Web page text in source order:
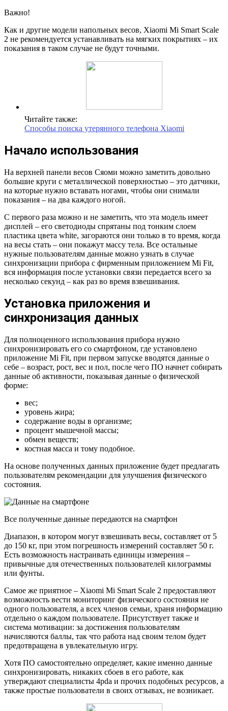
Важно!
Как и другие модели напольных весов, Xiaomi Mi Smart Scale
2 не рекомендуется устанавливать на мягких покрытиях – их
показания в таком случае не будут точными.
Читайте также:
Способы поиска утерянного телефона Xiaomi
Начало использования
На верхней панели весов Сяоми можно заметить довольно
большие круги с металлической поверхностью – это датчики,
на которые нужно вставать ногами, чтобы они снимали
показания – на два каждого ногой.
С первого раза можно и не заметить, что эта модель имеет
дисплей – его светодиоды спрятаны под тонким слоем
пластика цвета white, загораются они только в то время, когда
на весы стать – они покажут массу тела. Все остальные
нужные пользователям данные можно узнать в случае
синхронизации прибора с фирменным приложением Mi Fit,
вся информация после установки связи передается всего за
несколько секунд – как раз во время взвешивания.
Установка приложения и
синхронизация данных
Для полноценного использования прибора нужно
синхронизировать его со смартфоном, где установлено
приложение Mi Fit, при первом запуске вводятся данные о
себе – возраст, рост, вес и пол, после чего ПО начнет собирать
данные об активности, показывая данные о физической
форме:
вес;
уровень жира;
содержание воды в организме;
процент мышечной массы;
обмен веществ;
костная масса и тому подобное.
На основе полученных данных приложение будет предлагать
пользователям рекомендации для улучшения физического
состояния.
Все полученные данные передаются на смартфон
Диапазон, в котором могут взвешивать весы, составляет от 5
до 150 кг, при этом погрешность измерений составляет 50 г.
Есть возможность настраивать единицы измерения –
привычные для отечественных пользователей килограммы
или фунты.
Самое же приятное – Xiaomi Mi Smart Scale 2 предоставляют
возможность вести мониторинг физического состояния не
одного пользователя, а всех членов семьи, храня информацию
отдельно о каждом пользователе. Присутствует также и
система мотивации: за достижения пользователям
начисляются баллы, так что работа над своим телом будет
предотвращена в увлекательную игру.
Хотя ПО самостоятельно определяет, какие именно данные
синхронизировать, никаких сбоев в его работе, как
утверждают специалисты 4pda и прочих подобных ресурсов, а
также простые пользователи в своих отзывах, не возникает.